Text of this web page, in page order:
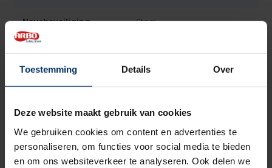
Toestemming Details Over
Deze website maakt gebruik van cookies
We gebruiken cookies om content en advertenties te
personaliseren, om functies voor social media te bieden
en om ons websiteverkeer te analyseren. Ook delen we
Neusbeveiliging Staal
Zoolmateriaal
Overige specificaties
Antistatisch, Kruipneus,
Wasbaar